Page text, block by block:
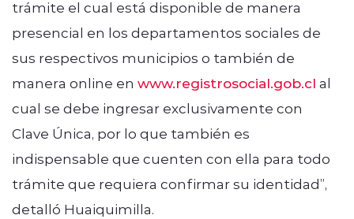
trámite el cual está disponible de manera
presencial en los departamentos sociales de
sus respectivos municipios o también de
manera online en www.registrosocial.gob.cl al
cual se debe ingresar exclusivamente con
Clave Única, por lo que también es
indispensable que cuenten con ella para todo
trámite que requiera confirmar su identidad”,
detalló Huaiquimilla.